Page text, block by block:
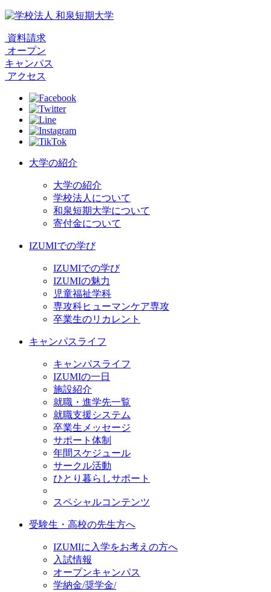
資料請求
オープン
キャンパス
アクセス
大学の紹介
大学の紹介
学校法人について
和泉短期大学について
寄付金について
IZUMIでの学び
IZUMIでの学び
IZUMIの魅力
児童福祉学科
専攻科ヒューマンケア専攻
卒業生のリカレント
キャンパスライフ
キャンパスライフ
IZUMIの一日
施設紹介
就職・進学先一覧
就職支援システム
卒業生メッセージ
サポート体制
年間スケジュール
サークル活動
ひとり暮らしサポート
スペシャルコンテンツ
受験生・高校の先生方へ
IZUMIに入学をお考えの方へ
入試情報
オープンキャンパス
学納金/奨学金/